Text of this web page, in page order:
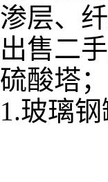
渗层、
出售二
硫酸塔
1.玻璃